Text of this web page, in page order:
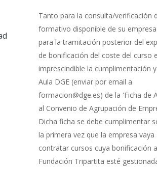
de
Bonificación
Tanto para la consulta/verificación
formativo disponible de su
para la tramitación posterior del
de bonificación del coste del curso
imprescindible la cumplimentación
Aula DGE (enviar por email a
formacion@dge.es) de la 'Ficha de
al Convenio de Agrupación de
Dicha ficha se debe cumplimentar
la primera vez que la empresa vaya
contratar cursos cuya bonificación
Fundación Tripartita esté